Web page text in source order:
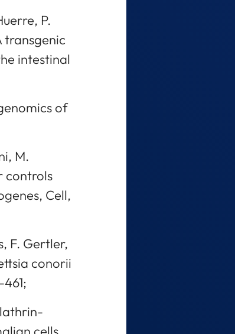
P.
transgenic
intestinal
of
M.
controls
Cell,
F. Gertler,
conorii